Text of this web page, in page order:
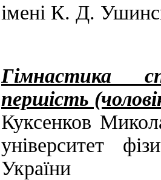
імені К. Д.
Гімнастика
першість
Куксенков
університет
України